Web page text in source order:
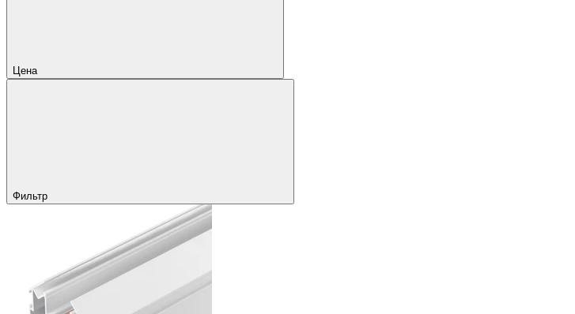
Цена
Фильтр